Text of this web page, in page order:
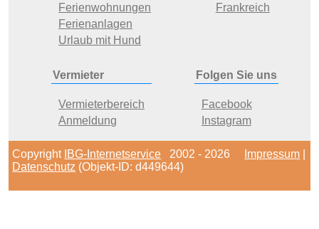
Ferienwohnungen
Ferienanlagen
Urlaub mit Hund
Frankreich
Vermieter
Vermieterbereich
Anmeldung
Folgen Sie uns
Facebook
Instagram
Copyright IBG-Internetservice 2002 - 2026 Impressum
Datenschutz (Objekt-ID: d449644)